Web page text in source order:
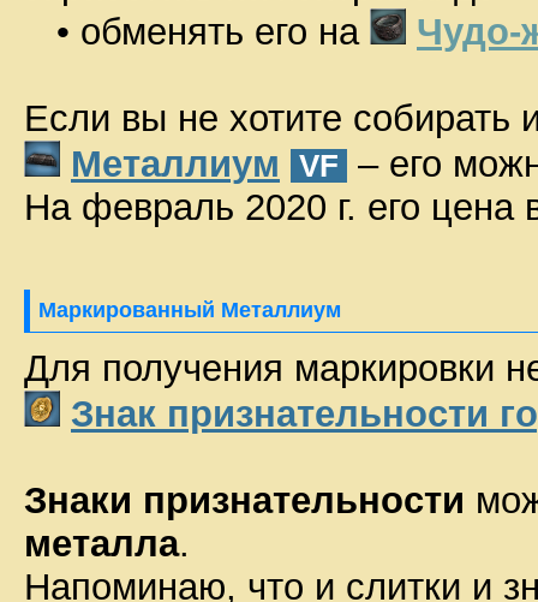
• обменять его на
Чудо-
Если вы не хотите собирать
Металлиум
VF
– его
На февраль 2020 г. его цена
Маркированный Металлиум
Для получения маркировки
Знак признательности
Знаки признательности
металла.
Напоминаю, что и слитки и